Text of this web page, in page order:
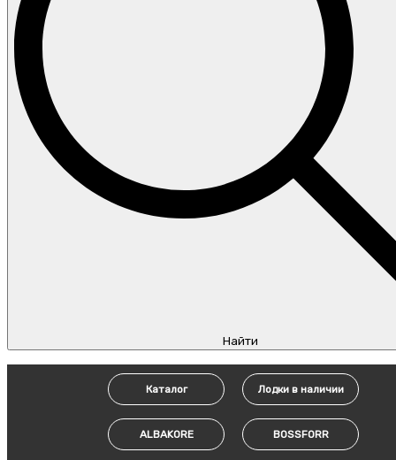
Найти
Каталог Лодки в наличии
ALBAKORE BOSSFORR